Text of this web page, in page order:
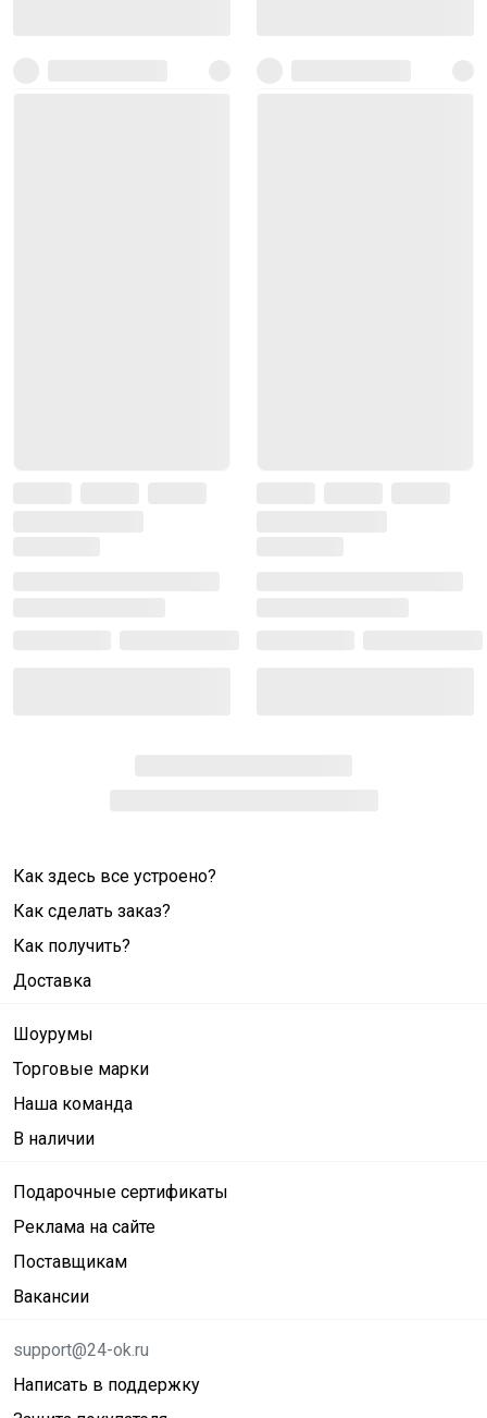
Как здесь все устроено?
Как сделать заказ?
Как получить?
Доставка
Шоурумы
Торговые марки
Наша команда
В наличии
Подарочные сертификаты
Реклама на сайте
Поставщикам
Вакансии
support@24-ok.ru
Написать в поддержку